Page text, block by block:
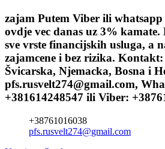
zajam Putem Viber ili whatsapp
ovdje vec danas uz 3%
sve vrste financijskih usluga, a
zajamcene i bez rizika.
Švicarska, Njemacka, Bosna i
pfs.rusvelt274@gmail.com,
+381614248547 ili Viber:
+38761016038
pfs.rusvelt274@gmail.com